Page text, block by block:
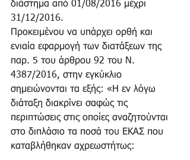
διάστημα από 01/08/2016 μέχρι
31/12/2016.
Προκειμένου να υπάρχει ορθή και
ενιαία εφαρμογή των διατάξεων της
παρ. 5 του άρθρου 92 του Ν.
4387/2016, στην εγκύκλιο
σημειώνονται τα εξής: «Η εν λόγω
διάταξη διακρίνει σαφώς τις
περιπτώσεις στις οποίες αναζητούνται
στο διπλάσιο τα ποσά του ΕΚΑΣ που
καταβλήθηκαν αχρεωστήτως: